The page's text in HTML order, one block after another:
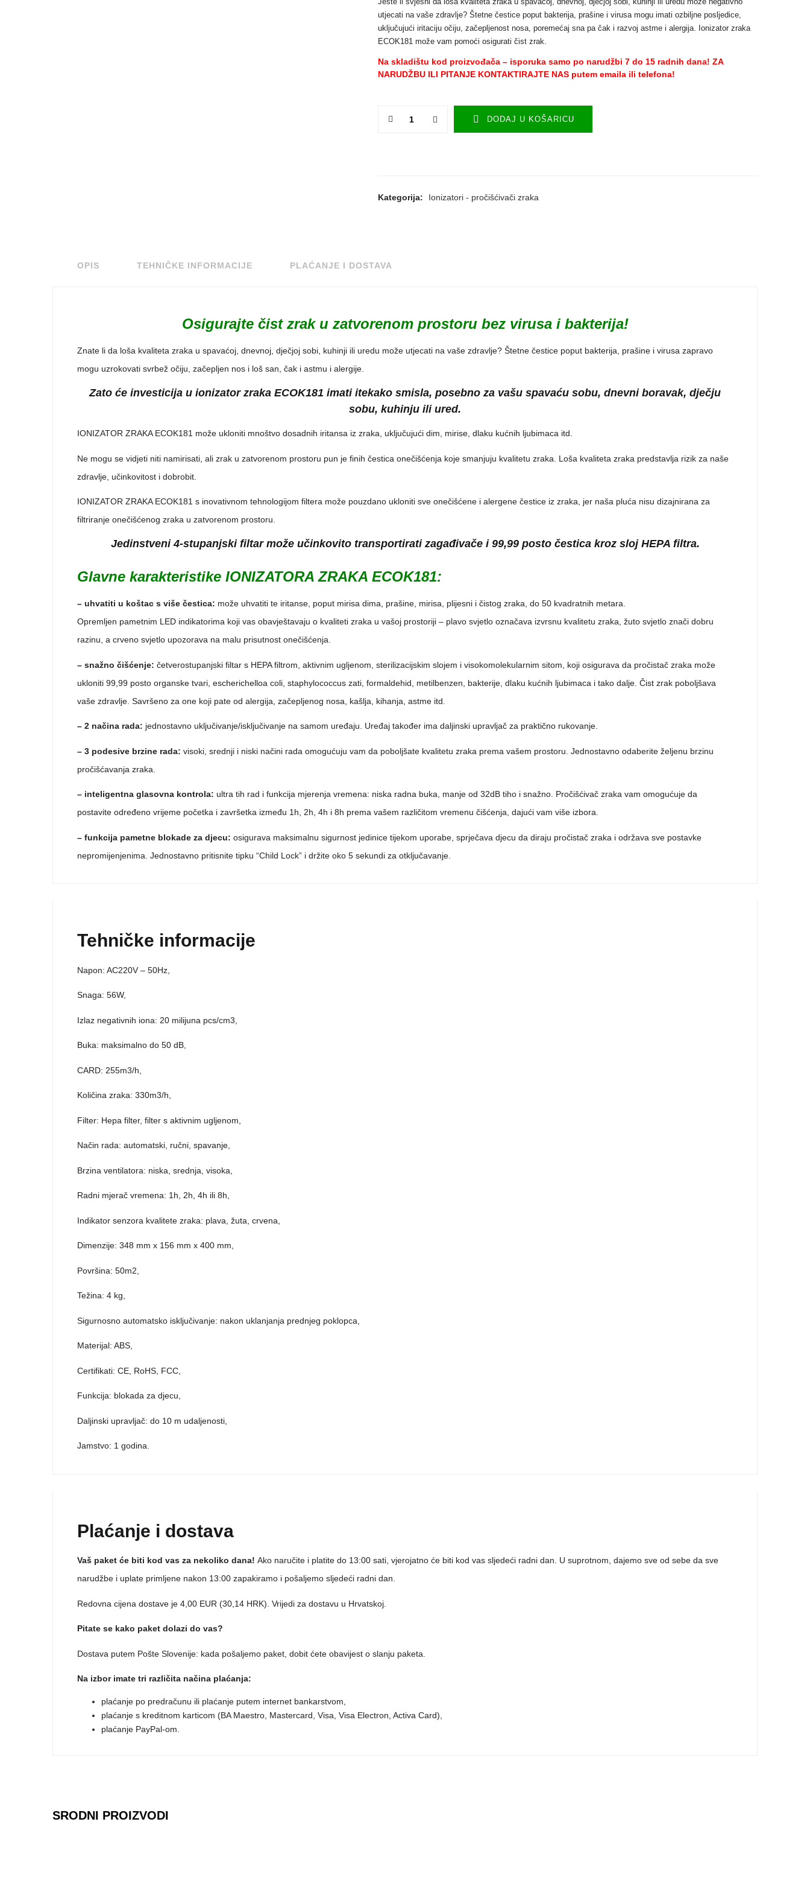
utjecati na vaše zdravlje? Štetne čestice poput bakterija, prašine i virusa mogu imati ozbiljne posljedice,
uključujući iritaciju očiju, začepljenost nosa, poremećaj sna pa čak i razvoj astme i alergija. Ionizator zraka
ECOK181 može vam pomoći osigurati čist zrak.
Na skladištu kod proizvođača – isporuka samo po narudžbi 7 do 15 radnih dana! ZA
NARUDŽBU ILI PITANJE KONTAKTIRAJTE NAS putem emaila ili telefona!
DODAJ U KOŠARICU
Kategorija: Ionizatori - pročišćivači zraka
OPIS TEHNIČKE INFORMACIJE PLAĆANJE I DOSTAVA
Osigurajte čist zrak u zatvorenom prostoru bez virusa i bakterija!
Znate li da loša kvaliteta zraka u spavaćoj, dnevnoj, dječjoj sobi, kuhinji ili uredu može utjecati na vaše zdravlje? Štetne čestice poput bakterija, prašine i virusa zapravo
mogu uzrokovati svrbež očiju, začepljen nos i loš san, čak i astmu i alergije.
Zato će investicija u ionizator zraka ECOK181 imati itekako smisla, posebno za vašu spavaću sobu, dnevni boravak, dječju
sobu, kuhinju ili ured.
IONIZATOR ZRAKA ECOK181 može ukloniti mnoštvo dosadnih iritansa iz zraka, uključujući dim, mirise, dlaku kućnih ljubimaca itd.
Ne mogu se vidjeti niti namirisati, ali zrak u zatvorenom prostoru pun je finih čestica onečišćenja koje smanjuju kvalitetu zraka. Loša kvaliteta zraka predstavlja rizik za naše
zdravlje, učinkovitost i dobrobit.
IONIZATOR ZRAKA ECOK181 s inovativnom tehnologijom filtera može pouzdano ukloniti sve onečišćene i alergene čestice iz zraka, jer naša pluća nisu dizajnirana za
filtriranje onečišćenog zraka u zatvorenom prostoru.
Jedinstveni 4-stupanjski filtar može učinkovito transportirati zagađivače i 99,99 posto čestica kroz sloj HEPA filtra.
Glavne karakteristike IONIZATORA ZRAKA ECOK181:
– uhvatiti u koštac s više čestica: može uhvatiti te iritanse, poput mirisa dima, prašine, mirisa, plijesni i čistog zraka, do 50 kvadratnih metara.
Opremljen pametnim LED indikatorima koji vas obavještavaju o kvaliteti zraka u vašoj prostoriji – plavo svjetlo označava izvrsnu kvalitetu zraka, žuto svjetlo znači dobru
razinu, a crveno svjetlo upozorava na malu prisutnost onečišćenja.
– snažno čišćenje: četverostupanjski filtar s HEPA filtrom, aktivnim ugljenom, sterilizacijskim slojem i visokomolekularnim sitom, koji osigurava da pročistač zraka može
ukloniti 99,99 posto organske tvari, escherichelloa coli, staphylococcus zati, formaldehid, metilbenzen, bakterije, dlaku kućnih ljubimaca i tako dalje. Čist zrak poboljšava
vaše zdravlje. Savršeno za one koji pate od alergija, začepljenog nosa, kašlja, kihanja, astme itd.
– 2 načina rada: jednostavno uključivanje/isključivanje na samom uređaju. Uređaj također ima daljinski upravljač za praktično rukovanje.
– 3 podesive brzine rada: visoki, srednji i niski načini rada omogućuju vam da poboljšate kvalitetu zraka prema vašem prostoru. Jednostavno odaberite željenu brzinu
pročišćavanja zraka.
– inteligentna glasovna kontrola: ultra tih rad i funkcija mjerenja vremena: niska radna buka, manje od 32dB tiho i snažno. Pročišćivač zraka vam omogućuje da
postavite određeno vrijeme početka i završetka između 1h, 2h, 4h i 8h prema vašem različitom vremenu čišćenja, dajući vam više izbora.
– funkcija pametne blokade za djecu: osigurava maksimalnu sigurnost jedinice tijekom uporabe, sprječava djecu da diraju pročistač zraka i održava sve postavke
nepromijenjenima. Jednostavno pritisnite tipku “Child Lock” i držite oko 5 sekundi za otključavanje.
Tehničke informacije
Napon: AC220V – 50Hz,
Snaga: 56W,
Izlaz negativnih iona: 20 milijuna pcs/cm3,
Buka: maksimalno do 50 dB,
CARD: 255m3/h,
Količina zraka: 330m3/h,
Filter: Hepa filter, filter s aktivnim ugljenom,
Način rada: automatski, ručni, spavanje,
Brzina ventilatora: niska, srednja, visoka,
Radni mjerač vremena: 1h, 2h, 4h ili 8h,
Indikator senzora kvalitete zraka: plava, žuta, crvena,
Dimenzije: 348 mm x 156 mm x 400 mm,
Površina: 50m2,
Težina: 4 kg,
Sigurnosno automatsko isključivanje: nakon uklanjanja prednjeg poklopca,
Materijal: ABS,
Certifikati: CE, RoHS, FCC,
Funkcija: blokada za djecu,
Daljinski upravljač: do 10 m udaljenosti,
Jamstvo: 1 godina.
Plaćanje i dostava
Vaš paket će biti kod vas za nekoliko dana! Ako naručite i platite do 13:00 sati, vjerojatno će biti kod vas sljedeći radni dan. U suprotnom, dajemo sve od sebe da sve
narudžbe i uplate primljene nakon 13:00 zapakiramo i pošaljemo sljedeći radni dan.
Redovna cijena dostave je 4,00 EUR (30,14 HRK). Vrijedi za dostavu u Hrvatskoj.
Pitate se kako paket dolazi do vas?
Dostava putem Pošte Slovenije: kada pošaljemo paket, dobit ćete obavijest o slanju paketa.
Na izbor imate tri različita načina plaćanja:
plaćanje po predračunu ili plaćanje putem internet bankarstvom,
plaćanje s kreditnom karticom (BA Maestro, Mastercard, Visa, Visa Electron, Activa Card),
plaćanje PayPal-om.
SRODNI PROIZVODI